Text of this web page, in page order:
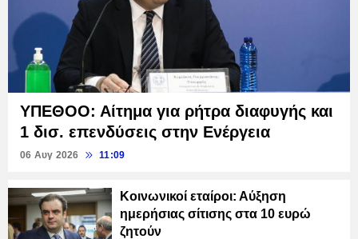
ΥΠΕΘΟΟ: Αίτημα για ρήτρα διαφυγής και
1 δισ. επενδύσεις στην Ενέργεια
06 Αυγ 2026 11:09
Κοινωνικοί εταίροι: Αύξηση
ημερήσιας σίτισης στα 10 ευρώ
ζητούν